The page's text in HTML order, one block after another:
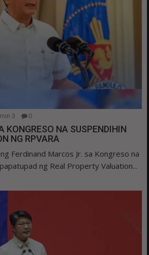
3 0
KONGRESO NA SUSPENDIHIN
NG RPVARA
Ferdinand Marcos Jr. sa Kongreso na
ng Real Property Valuation...